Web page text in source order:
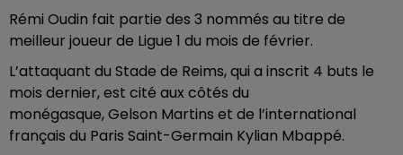
Rémi Oudin fait partie des 3 nommés au titre de
meilleur joueur de Ligue 1 du mois de février.
L’attaquant du Stade de Reims, qui a inscrit 4 buts le
mois dernier, est cité aux côtés du
monégasque, Gelson Martins et de l’international
français du Paris Saint-Germain Kylian Mbappé.